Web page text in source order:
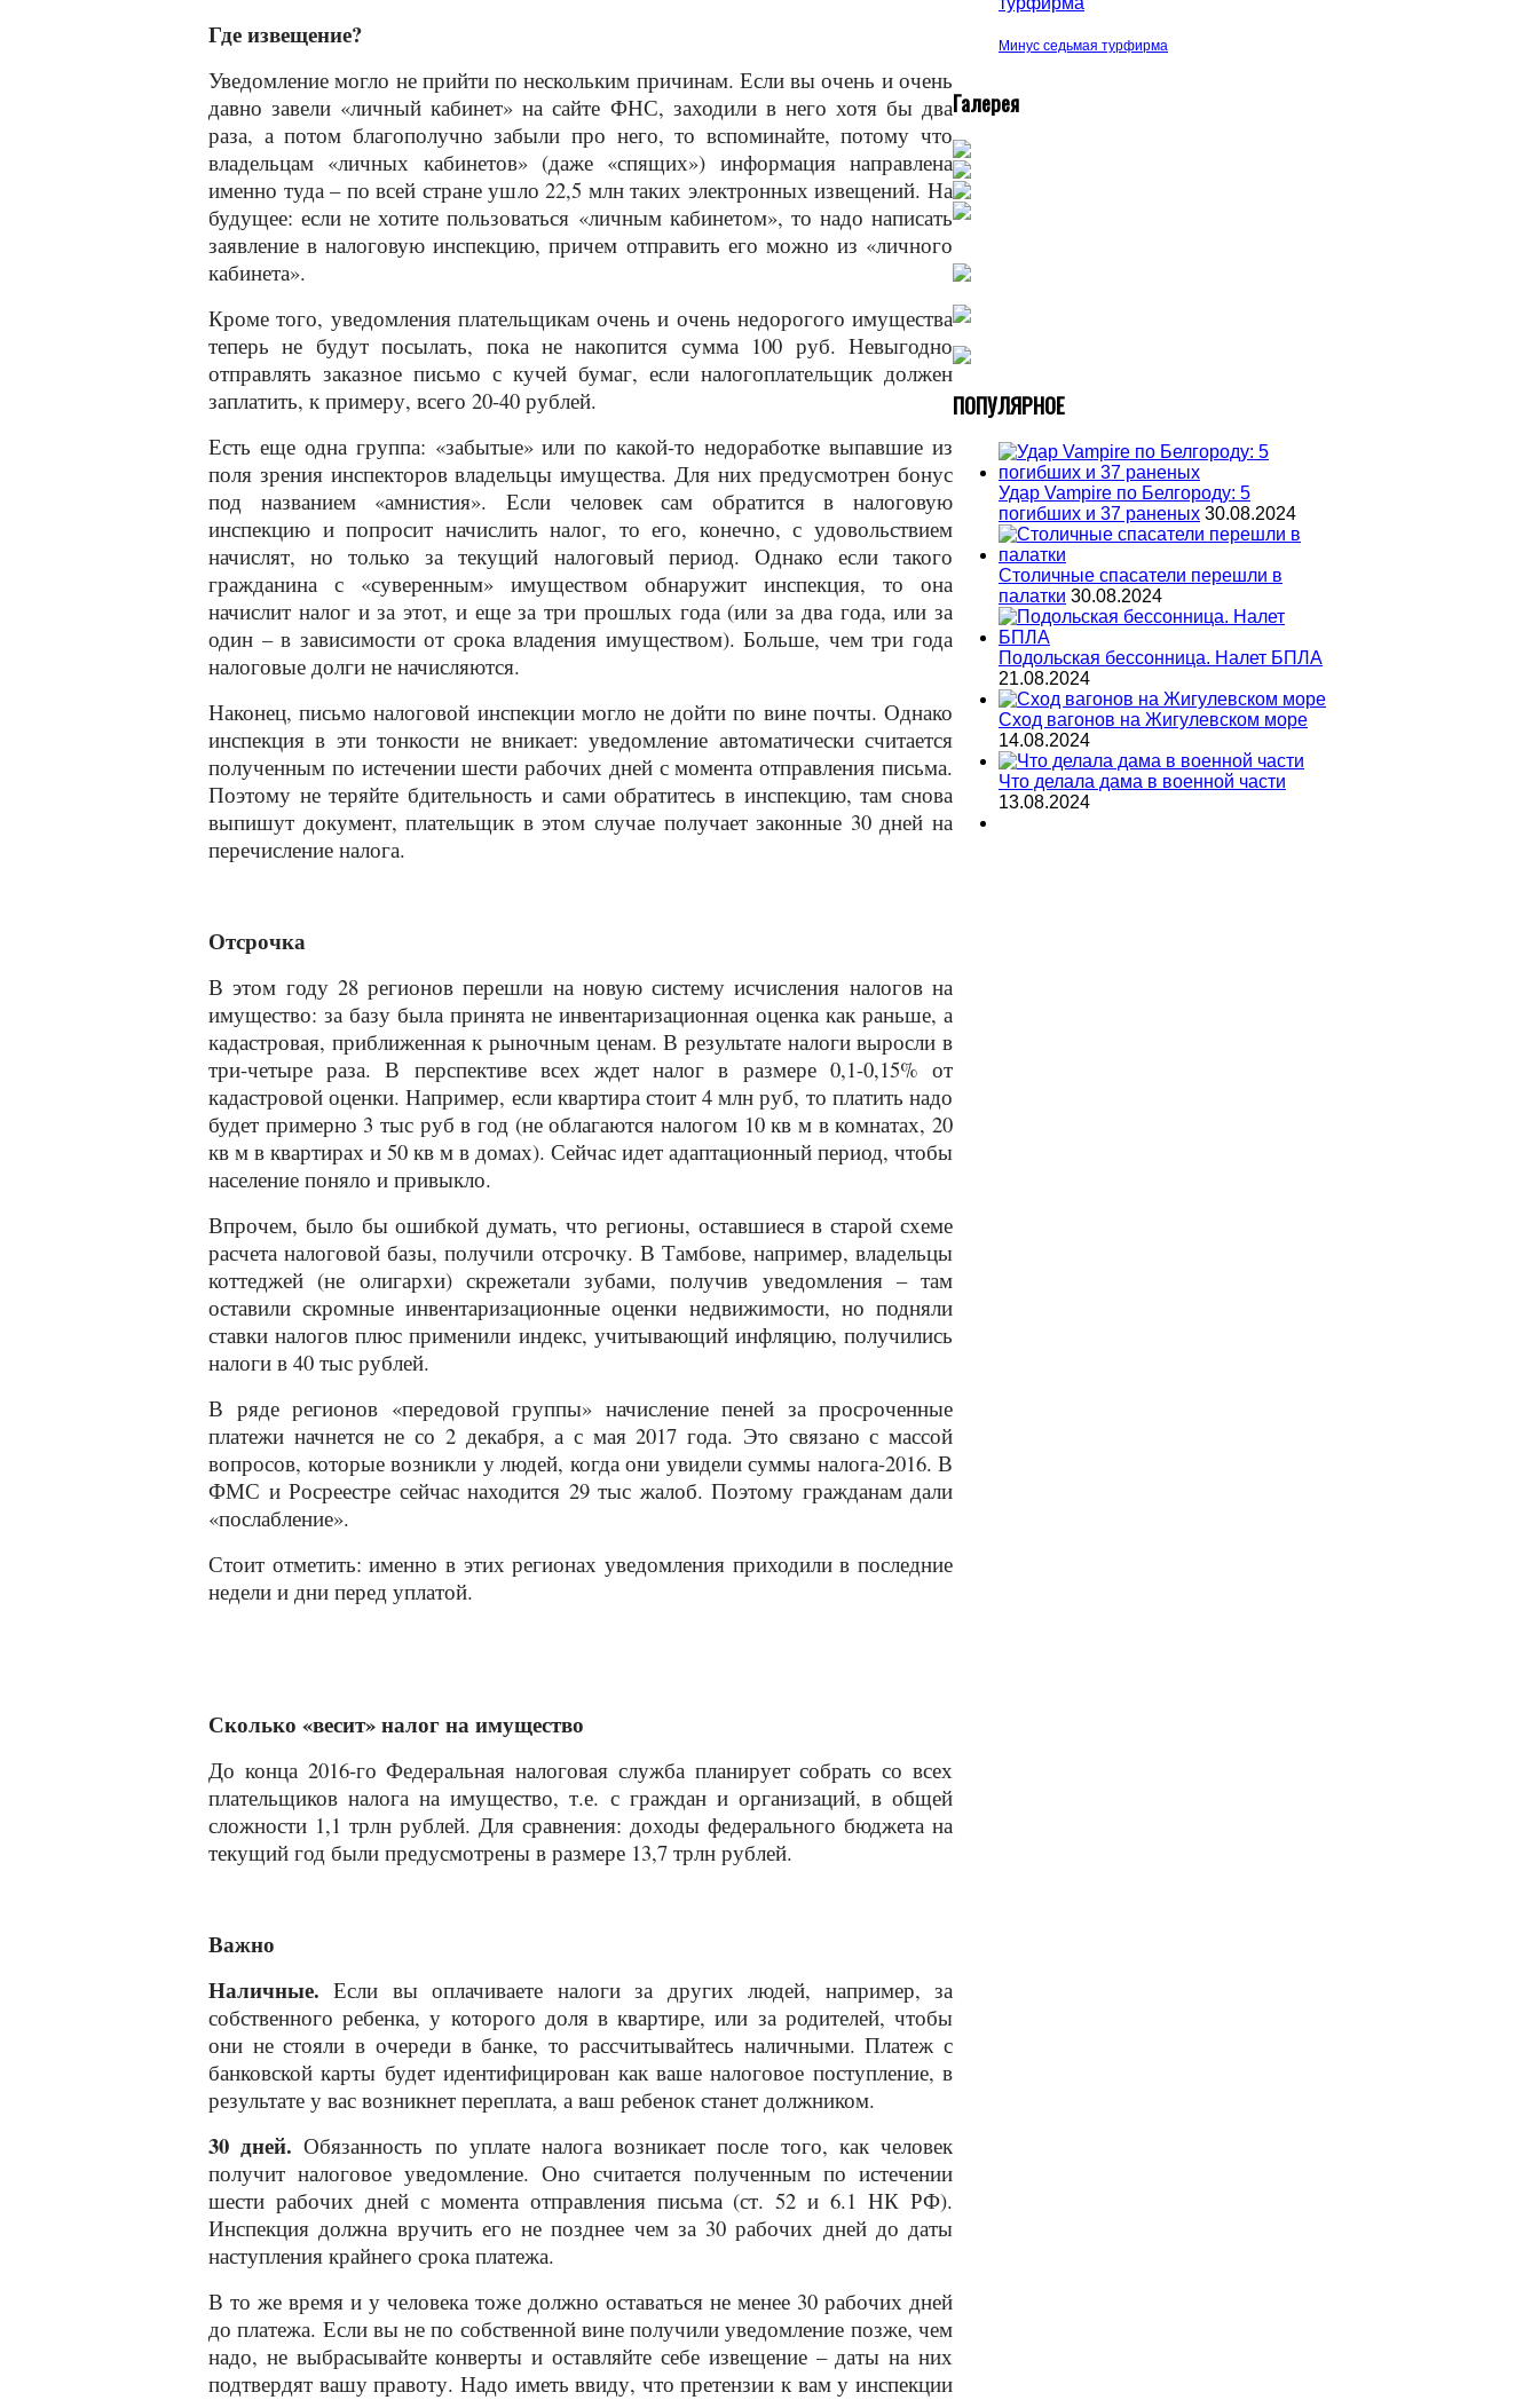
Где извещение?
Уведомление могло не прийти по нескольким причинам. Если вы очень и очень
давно завели «личный кабинет» на сайте ФНС, заходили в него хотя бы два
раза, а потом благополучно забыли про него, то вспоминайте, потому что
владельцам «личных кабинетов» (даже «спящих») информация направлена
именно туда – по всей стране ушло 22,5 млн таких электронных извещений. На
будущее: если не хотите пользоваться «личным кабинетом», то надо написать
заявление в налоговую инспекцию, причем отправить его можно из «личного
кабинета».
Кроме того, уведомления плательщикам очень и очень недорогого имущества
теперь не будут посылать, пока не накопится сумма 100 руб. Невыгодно
отправлять заказное письмо с кучей бумаг, если налогоплательщик должен
заплатить, к примеру, всего 20-40 рублей.
Есть еще одна группа: «забытые» или по какой-то недоработке выпавшие из
поля зрения инспекторов владельцы имущества. Для них предусмотрен бонус
под названием «амнистия». Если человек сам обратится в налоговую
инспекцию и попросит начислить налог, то его, конечно, с удовольствием
начислят, но только за текущий налоговый период. Однако если такого
гражданина с «суверенным» имуществом обнаружит инспекция, то она
начислит налог и за этот, и еще за три прошлых года (или за два года, или за
один – в зависимости от срока владения имуществом). Больше, чем три года
налоговые долги не начисляются.
Наконец, письмо налоговой инспекции могло не дойти по вине почты. Однако
инспекция в эти тонкости не вникает: уведомление автоматически считается
полученным по истечении шести рабочих дней с момента отправления письма.
Поэтому не теряйте бдительность и сами обратитесь в инспекцию, там снова
выпишут документ, плательщик в этом случае получает законные 30 дней на
перечисление налога.
Отсрочка
В этом году 28 регионов перешли на новую систему исчисления налогов на
имущество: за базу была принята не инвентаризационная оценка как раньше, а
кадастровая, приближенная к рыночным ценам. В результате налоги выросли в
три-четыре раза. В перспективе всех ждет налог в размере 0,1-0,15% от
кадастровой оценки. Например, если квартира стоит 4 млн руб, то платить надо
будет примерно 3 тыс руб в год (не облагаются налогом 10 кв м в комнатах, 20
кв м в квартирах и 50 кв м в домах). Сейчас идет адаптационный период, чтобы
население поняло и привыкло.
Впрочем, было бы ошибкой думать, что регионы, оставшиеся в старой схеме
расчета налоговой базы, получили отсрочку. В Тамбове, например, владельцы
коттеджей (не олигархи) скрежетали зубами, получив уведомления – там
оставили скромные инвентаризационные оценки недвижимости, но подняли
ставки налогов плюс применили индекс, учитывающий инфляцию, получились
налоги в 40 тыс рублей.
В ряде регионов «передовой группы» начисление пеней за просроченные
платежи начнется не со 2 декабря, а с мая 2017 года. Это связано с массой
вопросов, которые возникли у людей, когда они увидели суммы налога-2016. В
ФМС и Росреестре сейчас находится 29 тыс жалоб. Поэтому гражданам дали
«послабление».
Стоит отметить: именно в этих регионах уведомления приходили в последние
недели и дни перед уплатой.
Сколько «весит» налог на имущество
До конца 2016-го Федеральная налоговая служба планирует собрать со всех
плательщиков налога на имущество, т.е. с граждан и организаций, в общей
сложности 1,1 трлн рублей. Для сравнения: доходы федерального бюджета на
текущий год были предусмотрены в размере 13,7 трлн рублей.
Важно
Наличные. Если вы оплачиваете налоги за других людей, например, за
собственного ребенка, у которого доля в квартире, или за родителей, чтобы
они не стояли в очереди в банке, то рассчитывайтесь наличными. Платеж с
банковской карты будет идентифицирован как ваше налоговое поступление, в
результате у вас возникнет переплата, а ваш ребенок станет должником.
30 дней. Обязанность по уплате налога возникает после того, как человек
получит налоговое уведомление. Оно считается полученным по истечении
шести рабочих дней с момента отправления письма (ст. 52 и 6.1 НК РФ).
Инспекция должна вручить его не позднее чем за 30 рабочих дней до даты
наступления крайнего срока платежа.
В то же время и у человека тоже должно оставаться не менее 30 рабочих дней
до платежа. Если вы не по собственной вине получили уведомление позже, чем
надо, не выбрасывайте конверты и оставляйте себе извещение – даты на них
подтвердят вашу правоту. Надо иметь ввиду, что претензии к вам у инспекции
Минус седьмая турфирма
Галерея
ПОПУЛЯРНОЕ
Удар Vampire по Белгороду: 5
погибших и 37 раненых 30.08.2024
Столичные спасатели перешли в
палатки 30.08.2024
Подольская бессонница. Налет БПЛА
21.08.2024
Сход вагонов на Жигулевском море
14.08.2024
Что делала дама в военной части
13.08.2024